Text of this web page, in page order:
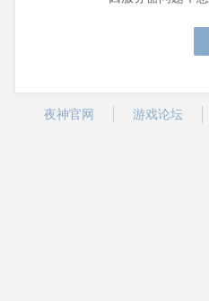
夜神官网 游戏论坛